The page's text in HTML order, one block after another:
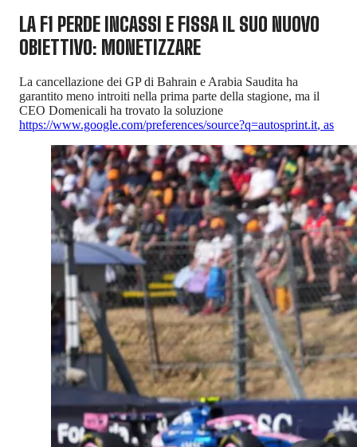
LA F1 PERDE INCASSI E FISSA IL SUO NUOVO
OBIETTIVO: MONETIZZARE
La cancellazione dei GP di Bahrain e Arabia Saudita ha
garantito meno introiti nella prima parte della stagione, ma il
CEO Domenicali ha trovato la soluzione
https://www.google.com/preferences/source?q=autosprint.it, as